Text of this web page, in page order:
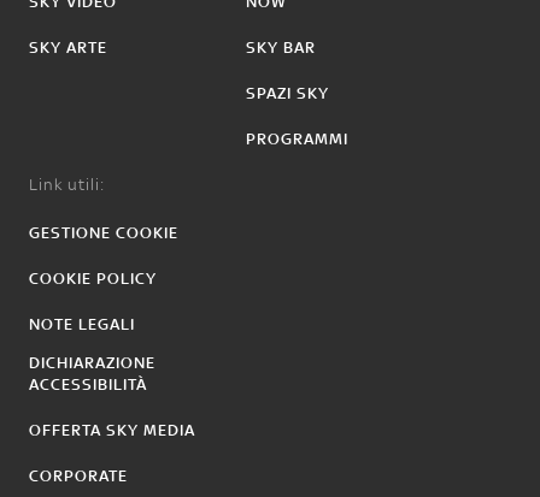
SKY ARTE SKY BAR
SPAZI SKY
PROGRAMMI
Link utili:
GESTIONE COOKIE
COOKIE POLICY
NOTE LEGALI
DICHIARAZIONE
ACCESSIBILITÀ
OFFERTA SKY MEDIA
CORPORATE